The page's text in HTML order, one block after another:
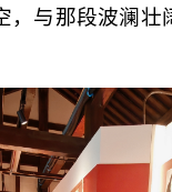
与那段波澜